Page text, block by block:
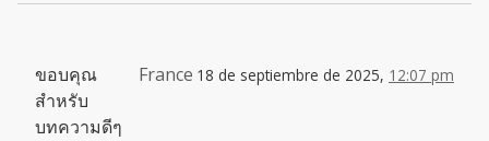
France 18 de septiembre de 2025, 12:07 pm
ขอบคุณ
สำหรับ
บทความดีๆ